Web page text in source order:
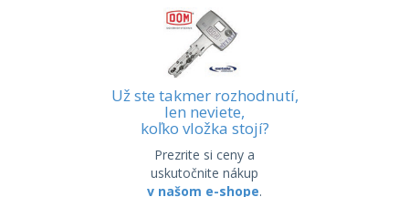
Už ste takmer rozhodnutí,
len neviete,
koľko vložka stojí?
Prezrite si ceny a
uskutočnite nákup
v našom e-shope.